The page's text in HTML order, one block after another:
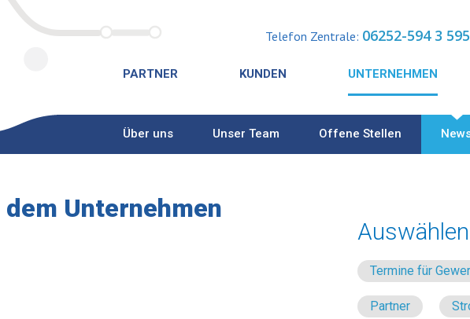
Telefon Zentrale: 06252-594 3 595
PARTNER KUNDEN UNTERNEHMEN
Über uns Unser Team Offene Stellen
dem Unternehmen
Termine für
Partner